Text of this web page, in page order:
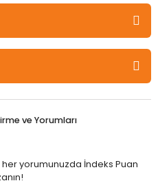
Paraların Önemi - Fatoş Eser
çıkarılmaya devam
yerlerin ve gerekse işlem
yaşamlarıyla bütünleşme
paralar, son yıllarda dünyanın
ve Yorumları
her yorumunuzda İndeks Puan